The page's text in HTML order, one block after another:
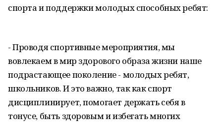
спорта и поддержки молодых способных ребят:
- Проводя спортивные мероприятия, мы
вовлекаем в мир здорового образа жизни наше
подрастающее поколение - молодых ребят,
школьников. И это важно, так как спорт
дисциплинирует, помогает держать себя в
тонусе, быть здоровым и избегать многих